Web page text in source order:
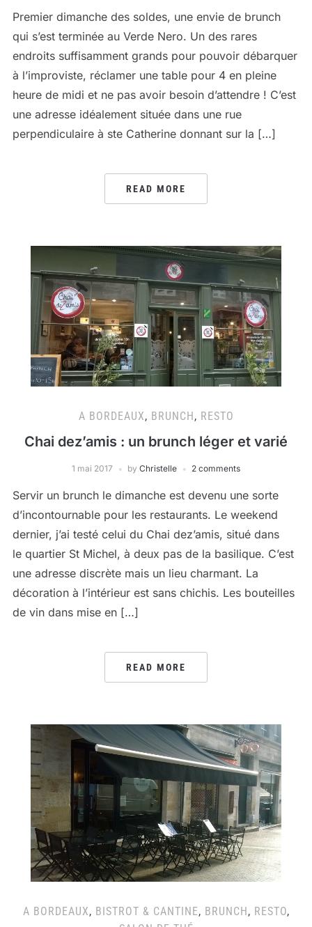
Premier dimanche des soldes, une envie de brunch
qui s’est terminée au Verde Nero. Un des rares
endroits suffisamment grands pour pouvoir débarquer
à l’improviste, réclamer une table pour 4 en pleine
heure de midi et ne pas avoir besoin d’attendre ! C’est
une adresse idéalement située dans une rue
perpendiculaire à ste Catherine donnant sur la […]
READ MORE
A BORDEAUX, BRUNCH , RESTO
Chai dez’amis : un brunch léger et varié
1 mai 2017 by Christelle 2 comments
Servir un brunch le dimanche est devenu une sorte
d’incontournable pour les restaurants. Le weekend
dernier, j’ai testé celui du Chai dez’amis, situé dans
le quartier St Michel, à deux pas de la basilique. C’est
une adresse discrète mais un lieu charmant. La
décoration à l’intérieur est sans chichis. Les bouteilles
de vin dans mise en […]
READ MORE
A BORDEAUX, BISTROT & CANTINE, BRUNCH, RESTO,